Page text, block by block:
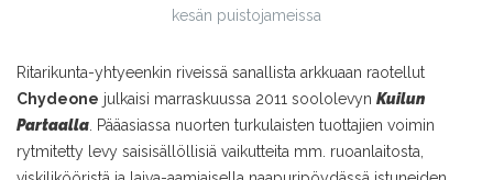
kesän puistojameissa
Ritarikunta-yhtyeenkin riveissä sanallista arkkuaan raotellut
Chydeone julkaisi marraskuussa 2011 soololevyn Kuilun
Partaalla . Pääasiassa nuorten turkulaisten tuottajien voimin
rytmitetty levy saisisällöllisiä vaikutteita mm. ruoanlaitosta,